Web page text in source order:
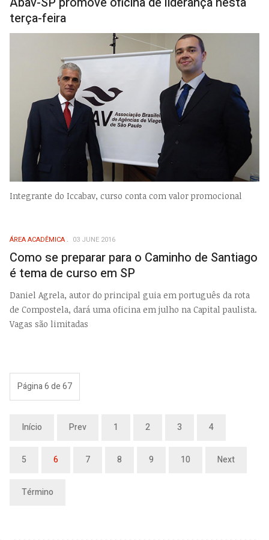
terça-feira
Integrante do Iccabav, curso conta com valor promocional
ÁREA ACADÊMICA 03 JUNE 2016
Como se preparar para o Caminho de Santiago
é tema de curso em SP
Daniel Agrela, autor do principal guia em português da rota
de Compostela, dará uma oficina em julho na Capital paulista.
Vagas são limitadas
Página 6 de 67
Início Prev 1 2 3 4
5 6 7 8 9 10 Next
Término